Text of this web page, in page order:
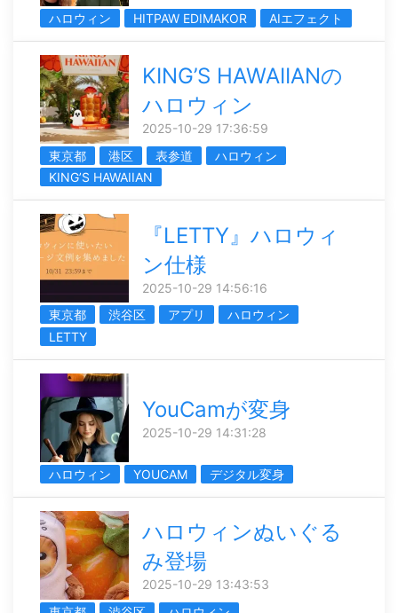
ハロウィン
HITPAW EDIMAKOR AIエフェクト
KING’S HAWAIIANの
ハロウィン
2025-10-29 17:36:59
東京都
港区 表参道
ハロウィン
KING’S HAWAIIAN
『LETTY』ハロウィ
ン仕様
2025-10-29 14:56:16
東京都
渋谷区 アプリ
ハロウィン
LETTY
YouCamが変身
2025-10-29 14:31:28
ハロウィン YOUCAM デジタル変身
ハロウィンぬいぐる
み登場
2025-10-29 13:43:53